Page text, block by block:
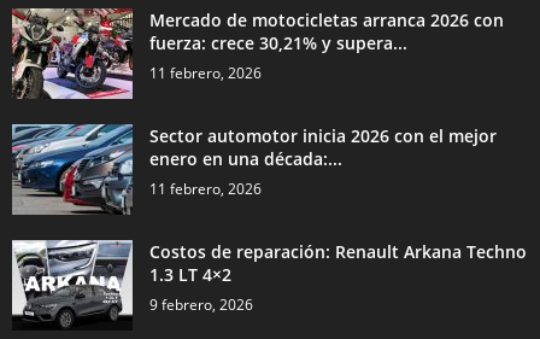
Mercado de motocicletas arranca 2026 con
fuerza: crece 30,21% y supera...
11 febrero, 2026
Sector automotor inicia 2026 con el mejor
enero en una década:...
11 febrero, 2026
Costos de reparación: Renault Arkana Techno
1.3 LT 4×2
9 febrero, 2026